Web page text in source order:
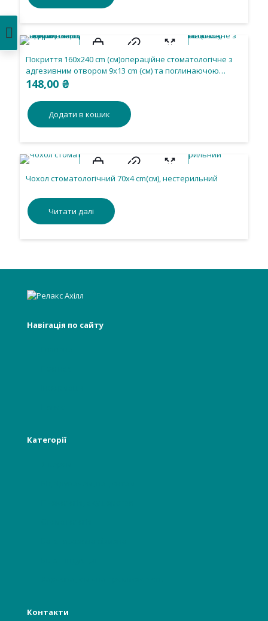
Покриття 160х240 cm (см)операційне стоматологічне з
адгезивним отвором 9х13 cm (см) та поглинаючою
зоною, CMС 35 g/m2 (г/м2) + спанлейс 50 g/m2 (г/м2),
148,00 ₴
Додати в кошик
Чохол стоматологічний 70х4 cm(см), нестерильний
Читати далі
Навігація по сайту
Категорії
Контакти